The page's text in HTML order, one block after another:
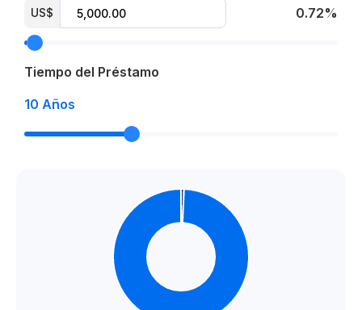
Ley de confotur
15% de separación
35% de inicial
Entrega para Noviembre 2026
From US$ 699,000
US$ 0.72%
Tiempo del Préstamo
10 Años